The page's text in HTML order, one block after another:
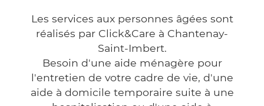
Les services aux personnes âgées sont
réalisés par Click&Care à Chantenay-
Saint-Imbert.
Besoin d'une aide ménagère pour
l'entretien de votre cadre de vie, d'une
aide à domicile temporaire suite à une